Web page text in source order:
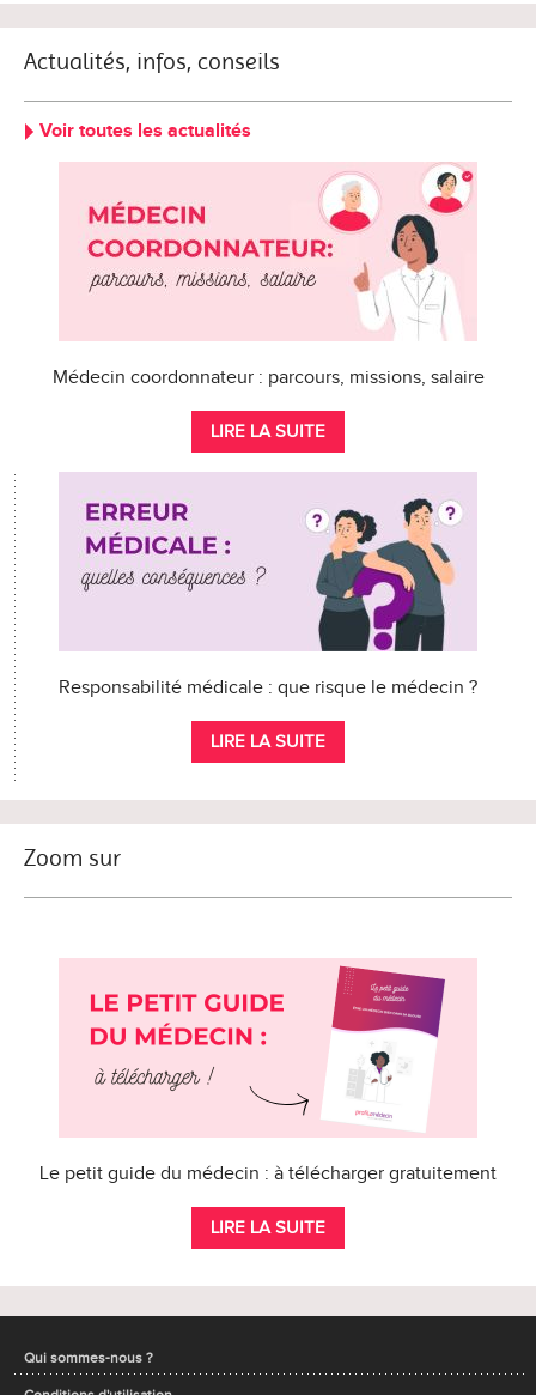
Actualités, infos, conseils
Voir toutes les actualités
Médecin coordonnateur : parcours, missions, salaire
LIRE LA SUITE
Responsabilité médicale : que risque le médecin ?
LIRE LA SUITE
Zoom sur
Le petit guide du médecin : à télécharger gratuitement
LIRE LA SUITE
Qui sommes-nous ?